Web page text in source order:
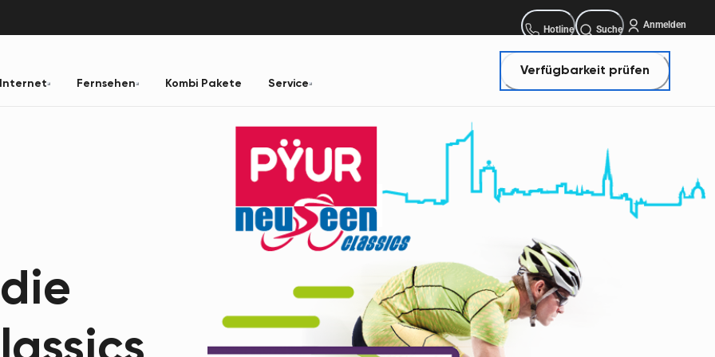
Bestellhotline:
Hotline Suche Anmelden
Internet Fernsehen Kombi Pakete Service
Verfügbarkeit prüfen